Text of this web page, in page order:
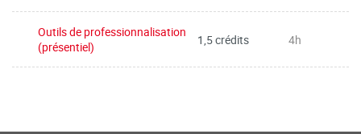
Outils de professionnalisation
(présentiel)
1,5 crédits 4h